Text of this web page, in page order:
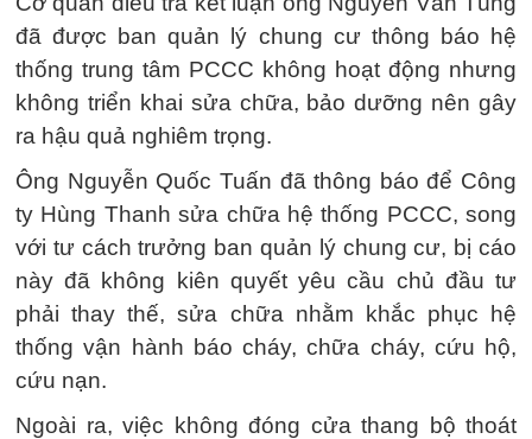
đã được ban quản lý chung cư thông báo hệ
thống trung tâm PCCC không hoạt động nhưng
không triển khai sửa chữa, bảo dưỡng nên gây
ra hậu quả nghiêm trọng.
Ông Nguyễn Quốc Tuấn đã thông báo để Công
ty Hùng Thanh sửa chữa hệ thống PCCC, song
với tư cách trưởng ban quản lý chung cư, bị cáo
này đã không kiên quyết yêu cầu chủ đầu tư
phải thay thế, sửa chữa nhằm khắc phục hệ
thống vận hành báo cháy, chữa cháy, cứu hộ,
cứu nạn.
Ngoài ra, việc không đóng cửa thang bộ thoát